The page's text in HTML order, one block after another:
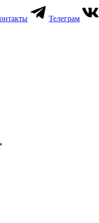
Телеграм